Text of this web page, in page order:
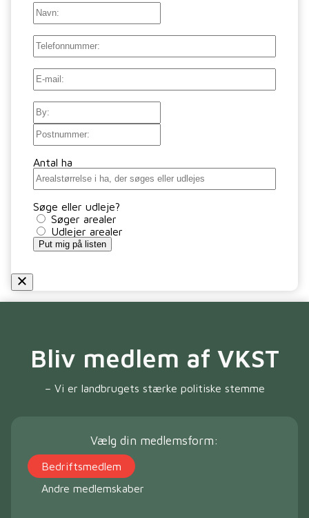
Navn Navn:
Telefon
E-
mail(Påkrævet)
Adresse
Postnr.
Antal ha
Søge eller udleje?
Søger arealer
Udlejer arealer
Put mig på listen
Bliv medlem af VKST
– Vi er landbrugets stærke politiske stemme
Vælg din medlemsform:
Bedriftsmedlem
Andre medlemskaber